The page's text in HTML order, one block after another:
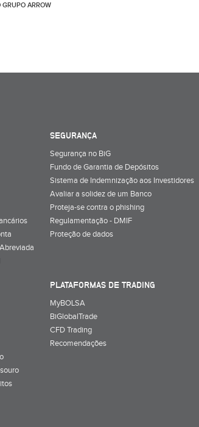
ARROW
SEGURANÇA
Segurança no BiG
Fundo de Garantia de Depósitos
Sistema de Indemnização aos Investidores
Avaliar a solidez de um Banco
Proteja-se contra o phishing
Regulamentação - DMIF
Proteção de dados
PLATAFORMAS DE TRADING
MyBOLSA
BiGlobalTrade
CFD Trading
Recomendações